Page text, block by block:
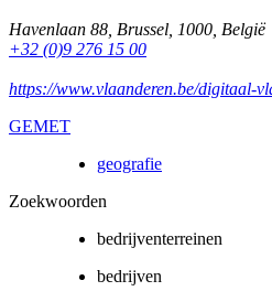
Havenlaan 88 Brussel 1000 België
+32 (0)9 276 15 00
https://www.vlaanderen.be/digitaal-
GEMET
geografie
Zoekwoorden
bedrijventerreinen
bedrijven